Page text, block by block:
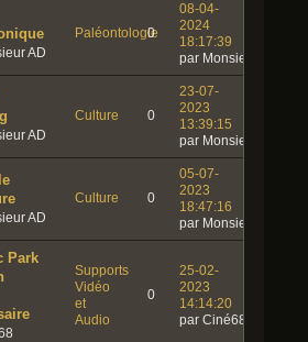
ADN
Paléontologie
0
08-04-
2024
18:17:39
par Monsieur ADN
ADN
Culture 0
23-07-
2023
13:39:15
par Monsieur ADN
ADN
Culture 0
05-07-
2023
18:47:16
par Monsieur ADN
Park
Supports
Vidéo
et
Audio
0
25-02-
2023
14:14:20
par Ciné68